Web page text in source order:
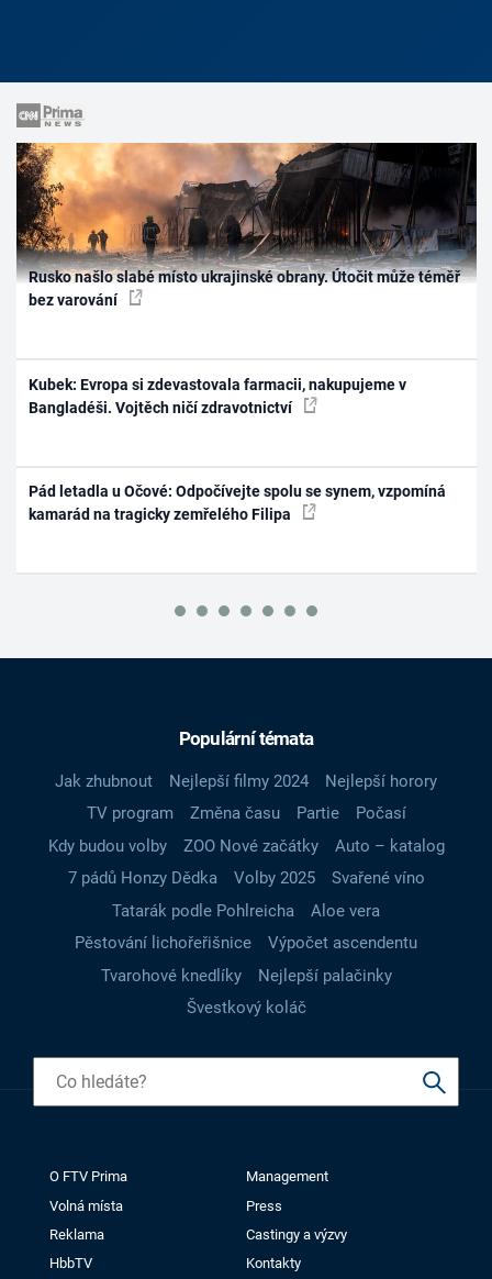
Rusko našlo slabé místo ukrajinské obrany. Útočit může téměř
bez varování
Kubek: Evropa si zdevastovala farmacii, nakupujeme v
Bangladéši. Vojtěch ničí zdravotnictví
Pád letadla u Očové: Odpočívejte spolu se synem, vzpomíná
kamarád na tragicky zemřelého Filipa
Populární témata
Jak zhubnout Nejlepší filmy 2024
Nejlepší horory
TV program
Změna času Partie
Počasí
Kdy budou volby
ZOO Nové začátky
Auto – katalog
7 pádů Honzy Dědka
Volby 2025
Svařené víno
Tatarák podle Pohlreicha
Aloe vera
Pěstování lichořeřišnice
Výpočet ascendentu
Tvarohové knedlíky
Nejlepší palačinky
Švestkový koláč
O FTV Prima
Management
Volná místa
Press
Reklama
Castingy a výzvy
HbbTV
Kontakty